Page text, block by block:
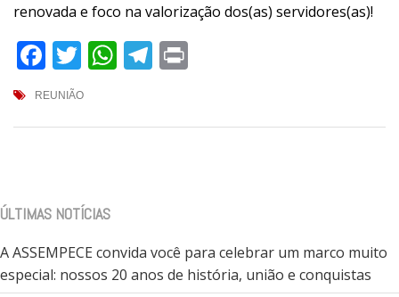
renovada e foco na valorização dos(as) servidores(as)!
Facebook
Twitter
WhatsApp
Telegram
REUNIÃO
ÚLTIMAS NOTÍCIAS
A ASSEMPECE convida você para celebrar um marco muito
especial: nossos 20 anos de história, união e conquistas